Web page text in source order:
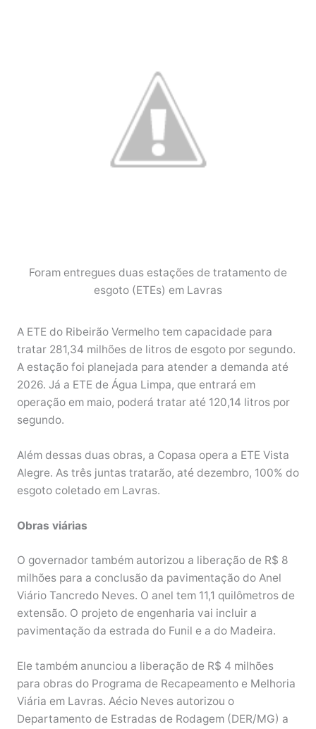
Foram entregues duas estações de tratamento de
esgoto (ETEs) em Lavras
A ETE do Ribeirão Vermelho tem capacidade para
tratar 281,34 milhões de litros de esgoto por segundo.
A estação foi planejada para atender a demanda até
2026. Já a ETE de Água Limpa, que entrará em
operação em maio, poderá tratar até 120,14 litros por
segundo.
Além dessas duas obras, a Copasa opera a ETE Vista
Alegre. As três juntas tratarão, até dezembro, 100% do
esgoto coletado em Lavras.
Obras viárias
O governador também autorizou a liberação de R$ 8
milhões para a conclusão da pavimentação do Anel
Viário Tancredo Neves. O anel tem 11,1 quilômetros de
extensão. O projeto de engenharia vai incluir a
pavimentação da estrada do Funil e a do Madeira.
Ele também anunciou a liberação de R$ 4 milhões
para obras do Programa de Recapeamento e Melhoria
Viária em Lavras. Aécio Neves autorizou o
Departamento de Estradas de Rodagem (DER/MG) a